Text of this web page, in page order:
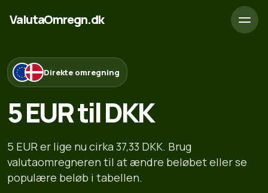
ValutaOmregn.dk
Direkte omregning
5 EUR til DKK
5 EUR er lige nu cirka 37,33 DKK. Brug
valutaomregneren til at ændre beløbet eller se
populære beløb i tabellen.